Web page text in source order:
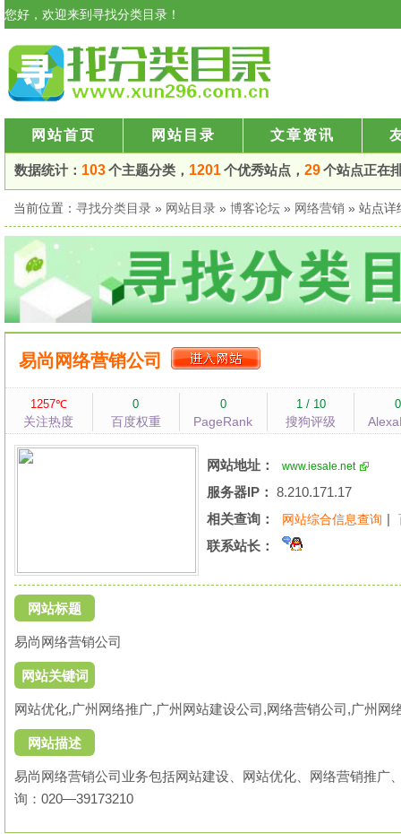
您好，欢迎来到寻找分类目录！
网站首页 网站目录 文章资讯
数据统计： 103个主题分类， 1201个优秀站点， 29个站点正在
当前位置： 寻找分类目录 » 网站目录 » 博客论坛 » 网络营销 » 站点
易尚网络营销公司
1257℃
关注热度
0
百度权重
0
PageRank
1 / 10
搜狗评级
0
网站地址： www.iesale.net
服务器IP： 8.210.171.17
相关查询：
网站综合信息查询 |
联系站长：
网站标题
易尚网络营销公司
网站关键词
网站优化,广州网络推广,广州网站建设公司,网络营销公司,广州网
网站描述
易尚网络营销公司业务包括网站建设、网站优化、网络营销推
询：020—39173210